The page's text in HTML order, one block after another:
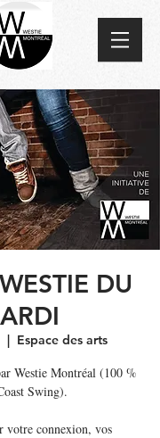
DU
  |
Espace des arts
Westie Montréal (100 %
Swing).
votre connexion, vos